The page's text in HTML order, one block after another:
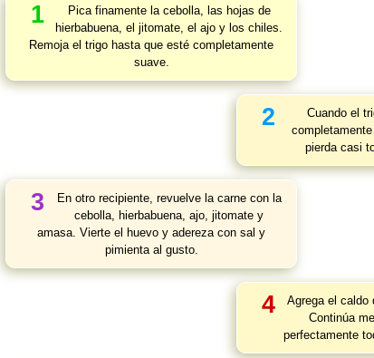
1
Pica finamente la cebolla, las hojas de
hierbabuena, el jitomate, el ajo y los chiles.
Remoja el trigo hasta que esté completamente
suave.
2
Cuando el
pierda casi
3
En otro recipiente, revuelve la carne con la
cebolla, hierbabuena, ajo, jitomate y
amasa. Vierte el huevo y adereza con sal y
pimienta al gusto.
4
Agrega el caldo
Continúa
perfectamente